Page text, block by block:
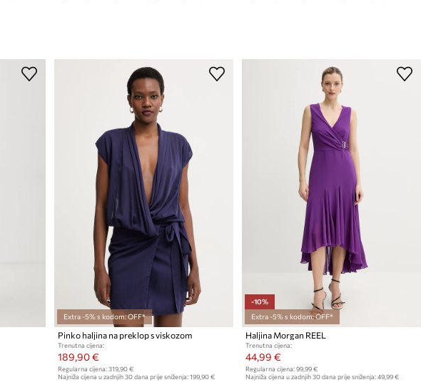
Extra -5% s kodom: OFF*
Pinko haljina na preklop s viskozom
Trenutna cijena:
189,90 €
Regularna cijena: 319,90 €
Najniža cijena u zadnjih 30 dana prije sniženja: 199,90 €
-10%
Extra -5% s kodom: OFF*
Haljina Morgan REEL
Trenutna cijena:
44,99 €
Regularna cijena: 99,99 €
Najniža cijena u zadnjih 30 dana prije sniženja: 49,99 €